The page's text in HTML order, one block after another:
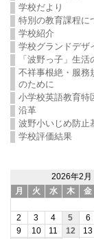
学校だより
特別の教育課程に
学校紹介
学校グランドデザ
「波野っ子」生活
不祥事根絶・服務
のために
小学校英語教育特
沿革
波野小いじめ防止
学校評価結果
2026年2月
月
火 水 木 金
2
3 4 5 6
9
10 11 12 13